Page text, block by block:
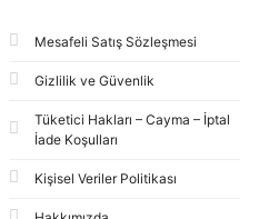
Mesafeli Satış Sözleşmesi
Gizlilik ve Güvenlik
Tüketici Hakları – Cayma – İptal
İade Koşulları
Kişisel Veriler Politikası